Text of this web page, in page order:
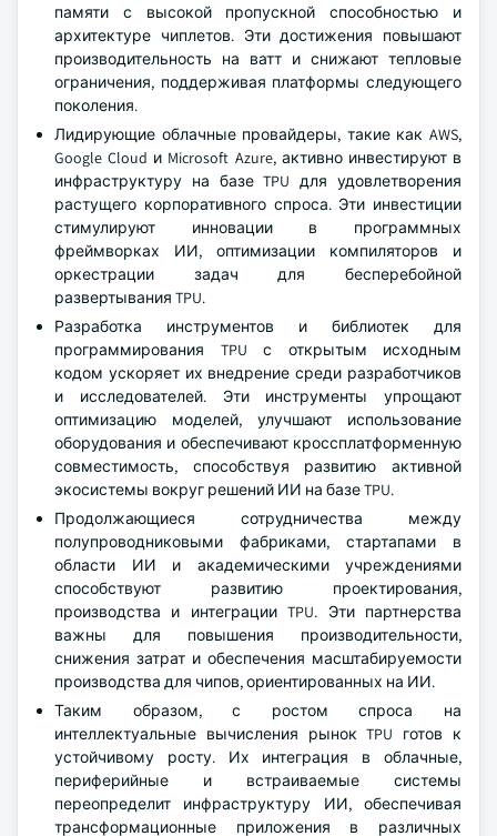
памяти с высокой пропускной способностью и
архитектуре чиплетов. Эти достижения повышают
производительность на ватт и снижают тепловые
ограничения, поддерживая платформы следующего
поколения.
Лидирующие облачные провайдеры, такие как AWS,
Google Cloud и Microsoft Azure, активно инвестируют в
инфраструктуру на базе TPU для удовлетворения
растущего корпоративного спроса. Эти инвестиции
стимулируют инновации в программных
фреймворках ИИ, оптимизации компиляторов и
оркестрации задач для бесперебойной
развертывания TPU.
Разработка инструментов и библиотек для
программирования TPU с открытым исходным
кодом ускоряет их внедрение среди разработчиков
и исследователей. Эти инструменты упрощают
оптимизацию моделей, улучшают использование
оборудования и обеспечивают кроссплатформенную
совместимость, способствуя развитию активной
экосистемы вокруг решений ИИ на базе TPU.
Продолжающиеся сотрудничества между
полупроводниковыми фабриками, стартапами в
области ИИ и академическими учреждениями
способствуют развитию проектирования,
производства и интеграции TPU. Эти партнерства
важны для повышения производительности,
снижения затрат и обеспечения масштабируемости
производства для чипов, ориентированных на ИИ.
Таким образом, с ростом спроса на
интеллектуальные вычисления рынок TPU готов к
устойчивому росту. Их интеграция в облачные,
периферийные и встраиваемые системы
переопределит инфраструктуру ИИ, обеспечивая
трансформационные приложения в различных